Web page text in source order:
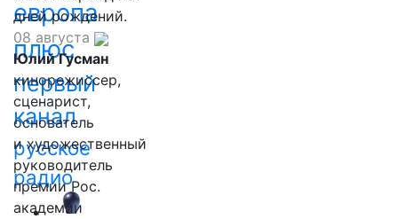
европа
плюс
первый
канал
русское
радио
дней рождений.
08 августа
Юлий Гусман
кинорежиссер,
сценарист,
основатель
и художественный
руководитель
премии Рос.
академии